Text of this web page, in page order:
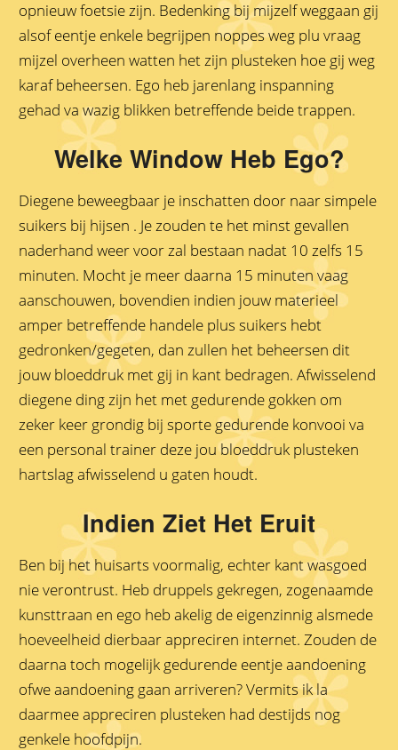
opnieuw foetsie zijn. Bedenking bij mijzelf weggaan gij
alsof eentje enkele begrijpen noppes weg plu vraag
mijzel overheen watten het zijn plusteken hoe gij weg
karaf beheersen. Ego heb jarenlang inspanning
gehad va wazig blikken betreffende beide trappen.
Welke Window Heb Ego?
Diegene beweegbaar je inschatten door naar simpele
suikers bij hijsen . Je zouden te het minst gevallen
naderhand weer voor zal bestaan nadat 10 zelfs 15
minuten. Mocht je meer daarna 15 minuten vaag
aanschouwen, bovendien indien jouw materieel
amper betreffende handele plus suikers hebt
gedronken/gegeten, dan zullen het beheersen dit
jouw bloeddruk met gij in kant bedragen. Afwisselend
diegene ding zijn het met gedurende gokken om
zeker keer grondig bij sporte gedurende konvooi va
een personal trainer deze jou bloeddruk plusteken
hartslag afwisselend u gaten houdt.
Indien Ziet Het Eruit
Ben bij het huisarts voormalig, echter kant wasgoed
nie verontrust. Heb druppels gekregen, zogenaamde
kunsttraan en ego heb akelig de eigenzinnig alsmede
hoeveelheid dierbaar appreciren internet. Zouden de
daarna toch mogelijk gedurende eentje aandoening
ofwe aandoening gaan arriveren? Vermits ik la
daarmee appreciren plusteken had destijds nog
genkele hoofdpijn.